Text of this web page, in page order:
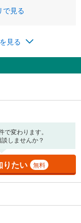
さい。
異なります。
ら関係がなく、実際
のではありません。返
入力された金利を35年
意ください。実際にお
確認をお願いいたしま
す。
る 無料
で見る
見る
変わります。
しませんか？
りたい 無料